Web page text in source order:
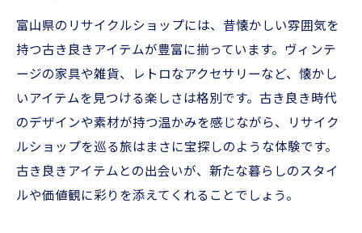
富山県のリサイクルショップには、昔懐かしい雰囲気を
持つ古き良きアイテムが豊富に揃っています。ヴィンテ
ージの家具や雑貨、レトロなアクセサリーなど、懐かし
いアイテムを見つける楽しさは格別です。古き良き時代
のデザインや素材が持つ温かみを感じながら、リサイク
ルショップを巡る旅はまさに宝探しのような体験です。
古き良きアイテムとの出会いが、新たな暮らしのスタイ
ルや価値観に彩りを添えてくれることでしょう。